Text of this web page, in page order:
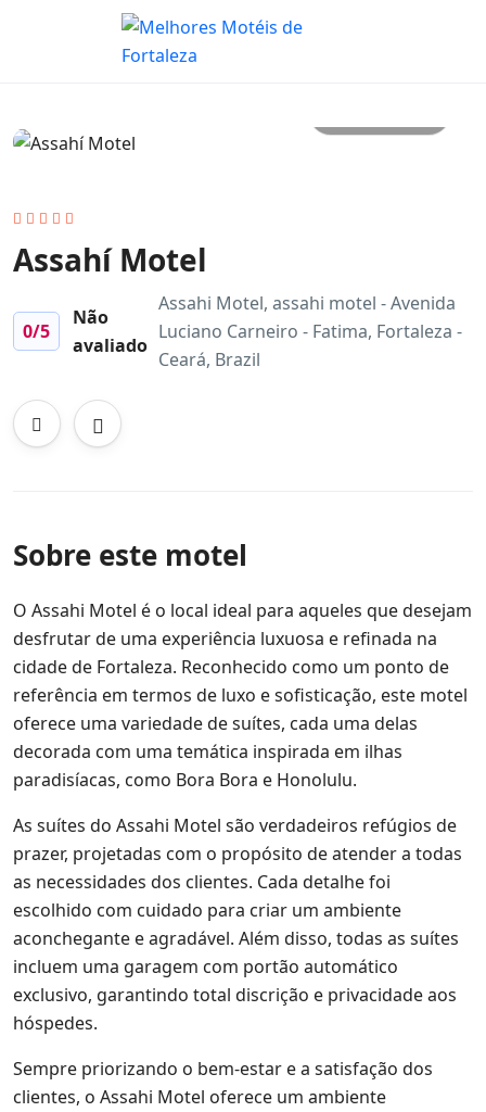
Assahí Motel
0/5
Não
avaliado
Assahi Motel, assahi motel - Avenida
Luciano Carneiro - Fatima, Fortaleza -
Ceará, Brazil
Sobre este motel
O Assahi Motel é o local ideal para aqueles que desejam
desfrutar de uma experiência luxuosa e refinada na
cidade de Fortaleza. Reconhecido como um ponto de
referência em termos de luxo e sofisticação, este motel
oferece uma variedade de suítes, cada uma delas
decorada com uma temática inspirada em ilhas
paradisíacas, como Bora Bora e Honolulu.
As suítes do Assahi Motel são verdadeiros refúgios de
prazer, projetadas com o propósito de atender a todas
as necessidades dos clientes. Cada detalhe foi
escolhido com cuidado para criar um ambiente
aconchegante e agradável. Além disso, todas as suítes
incluem uma garagem com portão automático
exclusivo, garantindo total discrição e privacidade aos
hóspedes.
Sempre priorizando o bem-estar e a satisfação dos
clientes, o Assahi Motel oferece um ambiente